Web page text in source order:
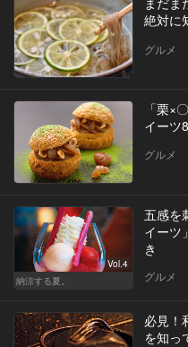
絶対に
グルメ
「栗×
イーツ
グルメ
Vol.4
納涼する夏。
五感を
イーツ
き
グルメ
必見！
を知っ